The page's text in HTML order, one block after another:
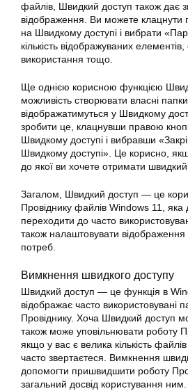
файлів, Швидкий доступ також дає
відображення. Ви можете
на Швидкому доступі і вибрати
кількість відображуваних елементів,
використання тощо.
Ще однією корисною функцією
можливість створювати власні
відображатимуться у Швидкому
зробити це, клацнувши правою
Швидкому доступі і вибравши
Швидкому доступі». Це корисно,
до якої ви хочете отримати
Загалом, Швидкий доступ — це
Провіднику файлів Windows 11,
переходити до часто
також налаштовувати відображення
потреб.
Вимкнення швидкого доступу
Швидкий доступ — це функція в
відображає часто використовувані
Провіднику. Хоча Швидкий доступ
також може уповільнювати роботу
якщо у вас є велика кількість
часто звертаєтеся. Вимкнення
допомогти пришвидшити роботу
загальний досвід користування ним.